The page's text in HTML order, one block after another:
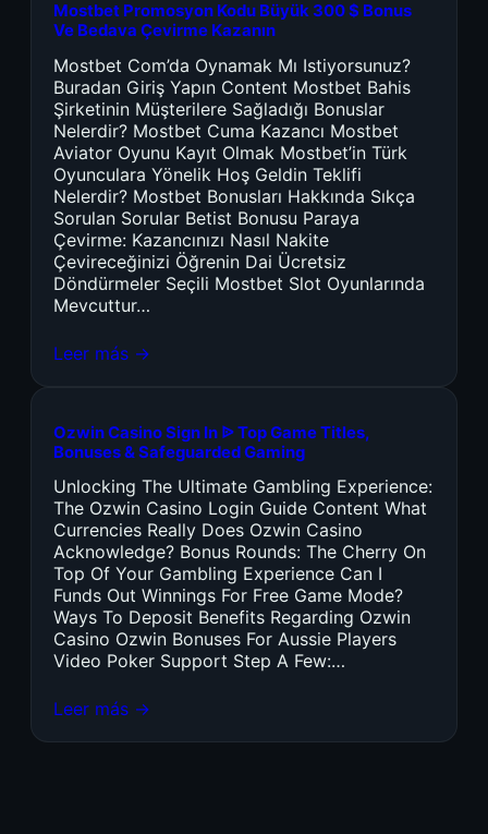
Mostbet Promosyon Kodu Büyük 300 $ Bonus
Ve Bedava Çevirme Kazanın
Mostbet Com’da Oynamak Mı Istiyorsunuz?
Buradan Giriş Yapın Content Mostbet Bahis
Şirketinin Müşterilere Sağladığı Bonuslar
Nelerdir? Mostbet Cuma Kazancı Mostbet
Aviator Oyunu Kayıt Olmak Mostbet’in Türk
Oyunculara Yönelik Hoş Geldin Teklifi
Nelerdir? Mostbet Bonusları Hakkında Sıkça
Sorulan Sorular Betist Bonusu Paraya
Çevirme: Kazancınızı Nasıl Nakite
Çevireceğinizi Öğrenin Dai Ücretsiz
Döndürmeler Seçili Mostbet Slot Oyunlarında
Mevcuttur…
Leer más →
Ozwin Casino Sign In ᐉ Top Game Titles,
Bonuses & Safeguarded Gaming
Unlocking The Ultimate Gambling Experience:
The Ozwin Casino Login Guide Content What
Currencies Really Does Ozwin Casino
Acknowledge? Bonus Rounds: The Cherry On
Top Of Your Gambling Experience Can I
Funds Out Winnings For Free Game Mode?
Ways To Deposit Benefits Regarding Ozwin
Casino Ozwin Bonuses For Aussie Players
Video Poker Support Step A Few:…
Leer más →